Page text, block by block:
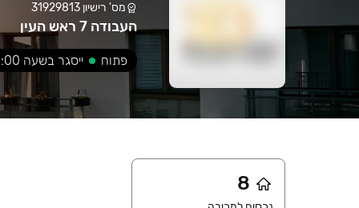
מס' רישיון 31929813
העבודה 7 ראש העין
פתוח ייסגר בשעה
8